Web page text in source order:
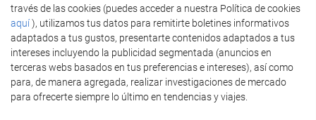
través de las cookies (puedes acceder a nuestra Política de cookies
aquí), utilizamos tus datos para remitirte boletines informativos
adaptados a tus gustos, presentarte contenidos adaptados a tus
intereses incluyendo la publicidad segmentada (anuncios en
terceras webs basados en tus preferencias e intereses), así como
para, de manera agregada, realizar investigaciones de mercado
para ofrecerte siempre lo último en tendencias y viajes.